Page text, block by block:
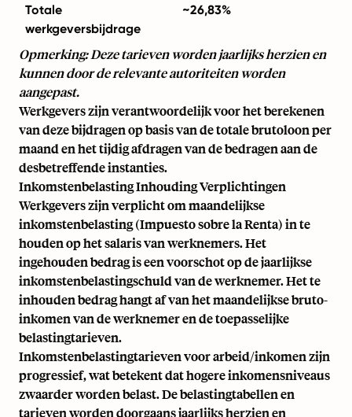
Totale
werkgeversbijdrage
~26,83%
Opmerking: Deze tarieven worden jaarlijks herzien en
kunnen door de relevante autoriteiten worden
aangepast.
Werkgevers zijn verantwoordelijk voor het berekenen
van deze bijdragen op basis van de totale brutoloon per
maand en het tijdig afdragen van de bedragen aan de
desbetreffende instanties.
Inkomstenbelasting Inhouding Verplichtingen
Werkgevers zijn verplicht om maandelijkse
inkomstenbelasting (Impuesto sobre la Renta) in te
houden op het salaris van werknemers. Het
ingehouden bedrag is een voorschot op de jaarlijkse
inkomstenbelastingschuld van de werknemer. Het te
inhouden bedrag hangt af van het maandelijkse bruto-
inkomen van de werknemer en de toepasselijke
belastingtarieven.
Inkomstenbelastingtarieven voor arbeid/inkomen zijn
progressief, wat betekent dat hogere inkomensniveaus
zwaarder worden belast. De belastingtabellen en
tarieven worden doorgaans jaarlijks herzien en